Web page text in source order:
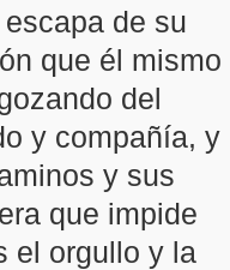
de su
que él mismo
del
y compañía, y
y sus
que impide
el orgullo y la